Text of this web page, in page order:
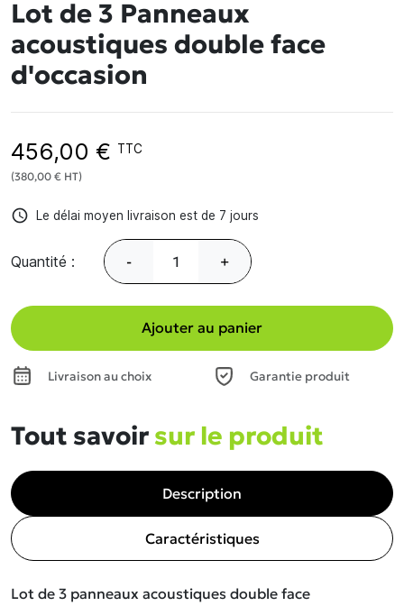
Lot de 3 Panneaux
acoustiques double face
d'occasion
456,00 € TTC
(380,00 € HT)
access_time Le délai moyen livraison est de 7 jours
Quantité : - +
Ajouter au panier
Livraison au choix Garantie produit
Tout savoir sur le produit
Description
Caractéristiques
Lot de 3 panneaux acoustiques double face